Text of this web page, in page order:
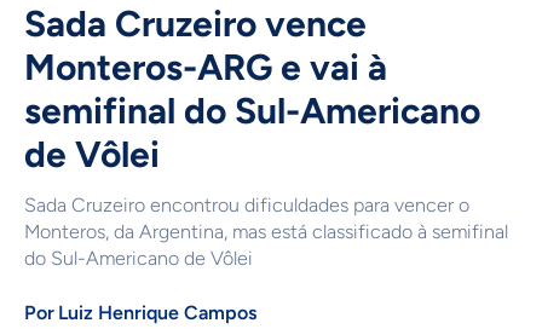
Sada Cruzeiro vence
Monteros-ARG e vai à
semifinal do Sul-Americano
de Vôlei
Sada Cruzeiro encontrou dificuldades para vencer o
Monteros, da Argentina, mas está classificado à semifinal
do Sul-Americano de Vôlei
Por Luiz Henrique Campos